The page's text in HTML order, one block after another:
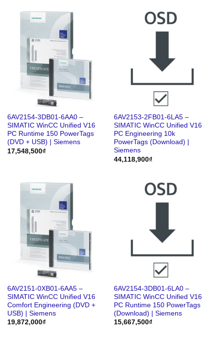
6AV2154-3DB01-6AA0 –
SIMATIC WinCC Unified V16
PC Runtime 150 PowerTags
(DVD + USB) | Siemens
17,548,500₫
6AV2153-2FB01-6LA5 –
SIMATIC WinCC Unified V16
PC Engineering 10k
PowerTags (Download) |
Siemens
44,118,900₫
6AV2151-0XB01-6AA5 –
SIMATIC WinCC Unified V16
Comfort Engineering (DVD +
USB) | Siemens
19,872,000₫
6AV2154-3DB01-6LA0 –
SIMATIC WinCC Unified V16
PC Runtime 150 PowerTags
(Download) | Siemens
15,667,500₫